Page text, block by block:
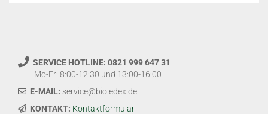
SERVICE HOTLINE: 0821 999 647 31
Mo-Fr: 8:00-12:30 und 13:00-16:00
E-MAIL: service@bioledex.de
KONTAKT: Kontaktformular